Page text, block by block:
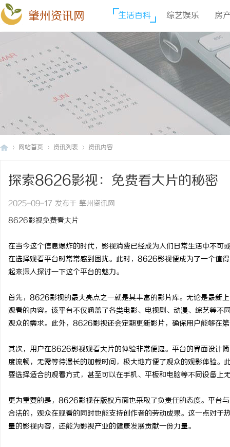
肇州资讯网 生活百科 综艺娱乐 房
网站首页 资讯列表 资讯内容
探索8626影视：免费看大片的秘密
2025-09-17 发布于 肇州资讯网
8626影视免费看大片
在当今这个信息爆炸的时代，影视消费已经成为人们日常生活中不
在选择观看平台时常常感到困扰。此时，8626影视便成为了一个值
起来深入探讨一下这个平台的魅力。
首先，8626影视的最大亮点之一就是其丰富的影片库。无论是最新
观看的内容。该平台不仅涵盖了各类电影、电视剧、动漫、综艺等
观众的需求。此外，8626影视还会定期更新影片，确保用户能够在
其次，用户在8626影视观看大片的体验非常便捷。平台的界面设计
度流畅，无需等待漫长的加载时间，极大地方便了观众的观影体验
要选择适合的观看方式，甚至可以在手机、平板和电脑等不同设备上
更为重要的是，8626影视在版权方面也采取了负责任的态度。平台
合法的，观众在观看的同时也能支持创作者的劳动成果。这一点对
量的影视内容，还能为影视产业的健康发展贡献一份力量。